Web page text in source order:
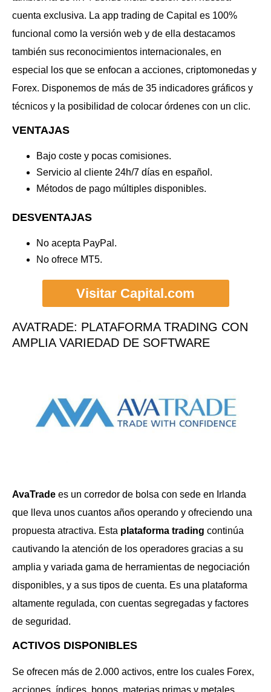
cuenta exclusiva. La app trading de Capital es 100%
funcional como la versión web y de ella destacamos
también sus reconocimientos internacionales, en
especial los que se enfocan a acciones, criptomonedas y
Forex. Disponemos de más de 35 indicadores gráficos y
técnicos y la posibilidad de colocar órdenes con un clic.
VENTAJAS
Bajo coste y pocas comisiones.
Servicio al cliente 24h/7 días en español.
Métodos de pago múltiples disponibles.
DESVENTAJAS
No acepta PayPal.
No ofrece MT5.
Visitar Capital.com
AVATRADE: PLATAFORMA TRADING CON
AMPLIA VARIEDAD DE SOFTWARE
AvaTrade es un corredor de bolsa con sede en Irlanda
que lleva unos cuantos años operando y ofreciendo una
propuesta atractiva. Esta plataforma trading continúa
cautivando la atención de los operadores gracias a su
amplia y variada gama de herramientas de negociación
disponibles, y a sus tipos de cuenta. Es una plataforma
altamente regulada, con cuentas segregadas y factores
de seguridad.
ACTIVOS DISPONIBLES
Se ofrecen más de 2.000 activos, entre los cuales Forex,